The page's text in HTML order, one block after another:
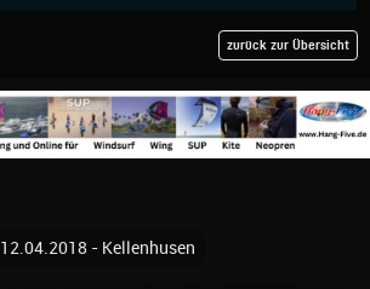
zurück zur Übersicht
12.04.2018 - Kellenhusen